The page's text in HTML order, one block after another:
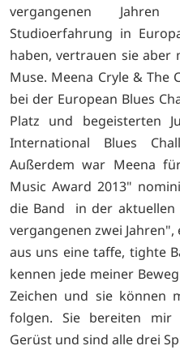
vergangenen
Studioerfahrung in
haben, vertrauen sie aber
Muse. Meena Cryle & The
bei der European Blues
Platz und begeisterten
International Blues
Außerdem war Meena
Music Award 2013"
die Band in der aktuellen
vergangenen zwei
aus uns eine taffe, tighte
kennen jede meiner
Zeichen und sie können
folgen. Sie bereiten mir
Gerüst und sind alle drei